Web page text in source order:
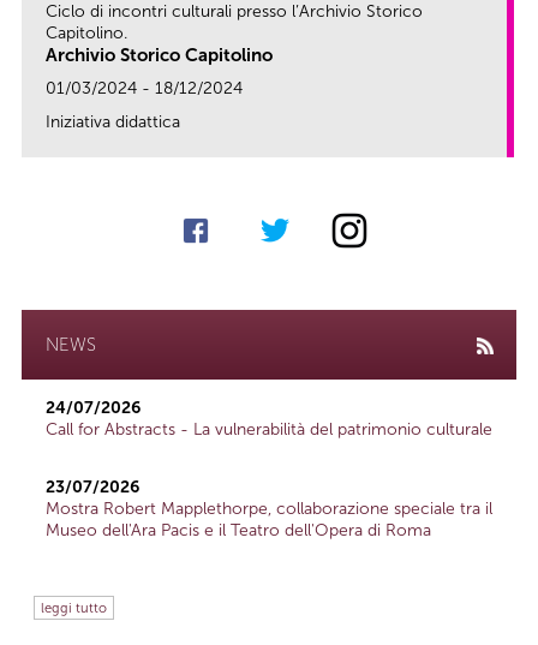
Ciclo di incontri culturali presso l’Archivio Storico
Capitolino.
Archivio Storico Capitolino
01/03/2024 - 18/12/2024
Iniziativa didattica
NEWS
24/07/2026
Call for Abstracts - La vulnerabilità del patrimonio culturale
23/07/2026
Mostra Robert Mapplethorpe, collaborazione speciale tra il
Museo dell'Ara Pacis e il Teatro dell'Opera di Roma
leggi tutto